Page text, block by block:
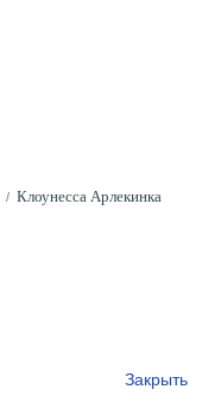
/ Клоунесса Арлекинка
Закрыть